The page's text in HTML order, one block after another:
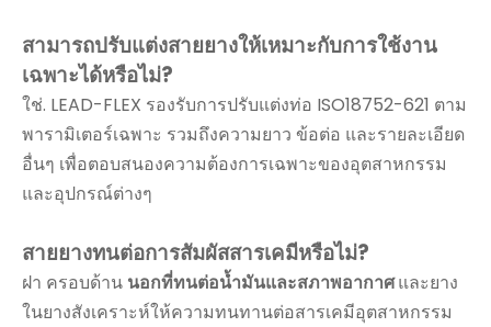
สามารถปรับแต่งสายยางให้เหมาะกับการใช้งาน
เฉพาะได้หรือไม่?
ใช่. LEAD-FLEX รองรับการปรับแต่งท่อ ISO18752-621 ตาม
พารามิเตอร์เฉพาะ รวมถึงความยาว ข้อต่อ และรายละเอียด
อื่นๆ เพื่อตอบสนองความต้องการเฉพาะของอุตสาหกรรม
และอุปกรณ์ต่างๆ
สายยางทนต่อการสัมผัสสารเคมีหรือไม่?
ฝา ครอบด้าน นอกที่ทนต่อน้ำมันและสภาพอากาศและยาง
ในยางสังเคราะห์ให้ความทนทานต่อสารเคมีอุตสาหกรรม